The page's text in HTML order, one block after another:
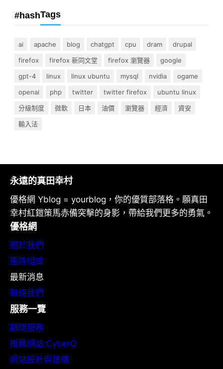
#hashTags
ai apache blog chatgpt cpu dram
drupal
firefox
firefox 新同文堂 firefox 瀏覽器
google
gpt-4
linux linux ubuntu mysql nvidia
ogame
openai
php twitter twitter firefox
ubuntu linux
分級制度
微軟 日本 油價 瀏覽器 經濟
資安
輸入法
永遠的真田幸村
優格網 Yblog = yourblog，你的優質部落格。願真田
幸村紅鎧策馬赤備突擊的身影，帶給我們更多的勇氣。
優格網
關於我們
團隊組成
最新消息
聯絡我們
服務一覽
顧問服務
推薦網站:CyberQ
網站設計與建構